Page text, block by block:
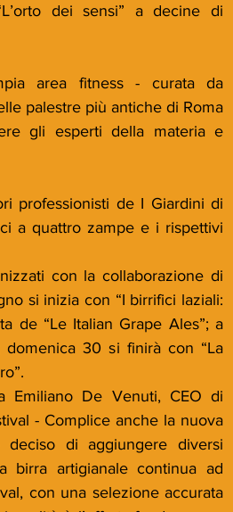
dei sensi” a decine di
area fitness - curata da
palestre più antiche di Roma
gli esperti della materia e
professionisti de I Giardini di
a quattro zampe e i rispettivi
con la collaborazione di
si inizia con “I birrifici laziali:
de “Le Italian Grape Ales”; a
domenica 30 si finirà con “La
Emiliano De Venuti, CEO di
- Complice anche la nuova
di aggiungere diversi
birra artigianale continua ad
con una selezione accurata